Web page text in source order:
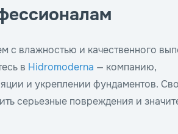
с влажностью и качественного
в Hidromoderna — компанию,
и укреплении фундаментов.
серьезные повреждения и